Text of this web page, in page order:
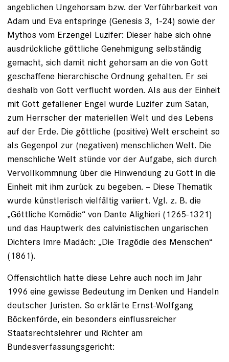
angeblichen Ungehorsam bzw. der Verführbarkeit von
Adam und Eva entspringe (Genesis 3, 1-24) sowie der
Mythos vom Erzengel Luzifer: Dieser habe sich ohne
ausdrückliche göttliche Genehmigung selbständig
gemacht, sich damit nicht gehorsam an die von Gott
geschaffene hierarchische Ordnung gehalten. Er sei
deshalb von Gott verflucht worden. Als aus der Einheit
mit Gott gefallener Engel wurde Luzifer zum Satan,
zum Herrscher der materiellen Welt und des Lebens
auf der Erde. Die göttliche (positive) Welt erscheint so
als Gegenpol zur (negativen) menschlichen Welt. Die
menschliche Welt stünde vor der Aufgabe, sich durch
Vervollkommnung über die Hinwendung zu Gott in die
Einheit mit ihm zurück zu begeben. – Diese Thematik
wurde künstlerisch vielfältig variiert. Vgl. z. B. die
„Göttliche Komödie“ von Dante Alighieri (1265-1321)
und das Hauptwerk des calvinistischen ungarischen
Dichters Imre Madách: „Die Tragödie des Menschen“
(1861).
Offensichtlich hatte diese Lehre auch noch im Jahr
1996 eine gewisse Bedeutung im Denken und Handeln
deutscher Juristen. So erklärte Ernst-Wolfgang
Böckenförde, ein besonders einflussreicher
Staatsrechtslehrer und Richter am
Bundesverfassungsgericht: